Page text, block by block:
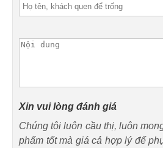
Xin vui lòng đánh giá
Chúng tôi luôn cầu thị, luôn
phẩm tốt mà giá cả hợp lý để